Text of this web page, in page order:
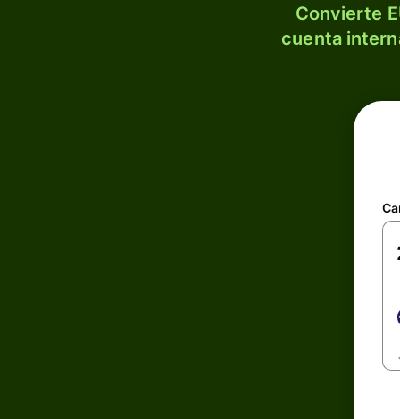
Convierte
cuenta